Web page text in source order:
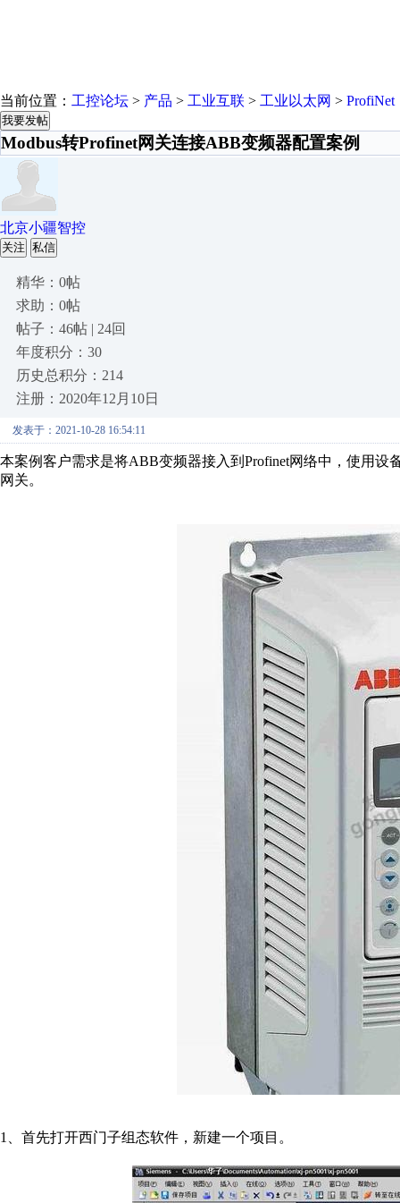
当前位置： 工控论坛 > 产品 > 工业互联 > 工业以太网 > ProfiNet
我要发帖
Modbus转Profinet网关连接ABB变频器配置案例
北京小疆智控
关注 私信
精华：0帖
求助：0帖
帖子：46帖 | 24回
年度积分：30
历史总积分：214
注册：2020年12月10日
发表于：2021-10-28 16:54:11
本案例客户需求是将ABB变频器接入到Profinet网络中，使用设
网关。
1、首先打开西门子组态软件，新建一个项目。